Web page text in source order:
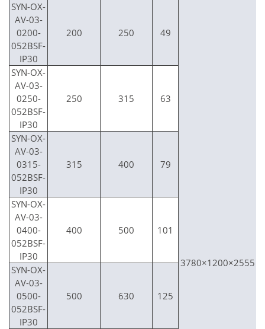
SYN-OX-
AV-03-
0200-
052BSF-
IP30
200 250 49
3780×1200×2555
SYN-OX-
AV-03-
0250-
052BSF-
IP30
250 315 63
SYN-OX-
AV-03-
0315-
052BSF-
IP30
315 400 79
SYN-OX-
AV-03-
0400-
052BSF-
IP30
400 500 101
SYN-OX-
AV-03-
0500-
052BSF-
IP30
500 630 125